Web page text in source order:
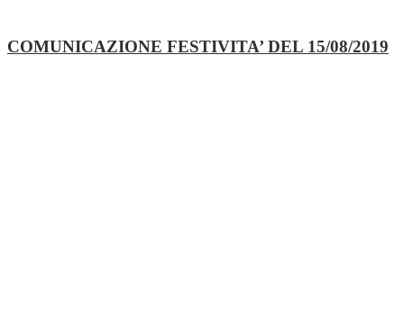
COMUNICAZIONE FESTIVITA’ DEL 15/08/2019